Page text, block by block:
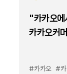
“카카오
카카오커
#카카오 #카